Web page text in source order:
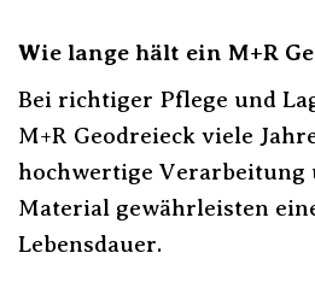
Wie lange hält ein M+R
Bei richtiger Pflege und
M+R Geodreieck viele
hochwertige Verarbeitung
Material gewährleisten
Lebensdauer.